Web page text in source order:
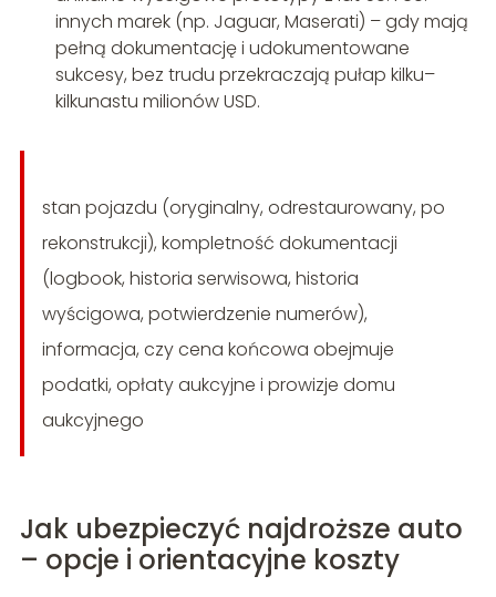
innych marek (np. Jaguar, Maserati) – gdy mają
pełną dokumentację i udokumentowane
sukcesy, bez trudu przekraczają pułap kilku–
kilkunastu milionów USD.
stan pojazdu (oryginalny, odrestaurowany, po
rekonstrukcji), kompletność dokumentacji
(logbook, historia serwisowa, historia
wyścigowa, potwierdzenie numerów),
informacja, czy cena końcowa obejmuje
podatki, opłaty aukcyjne i prowizje domu
aukcyjnego
Jak ubezpieczyć najdroższe auto
– opcje i orientacyjne koszty